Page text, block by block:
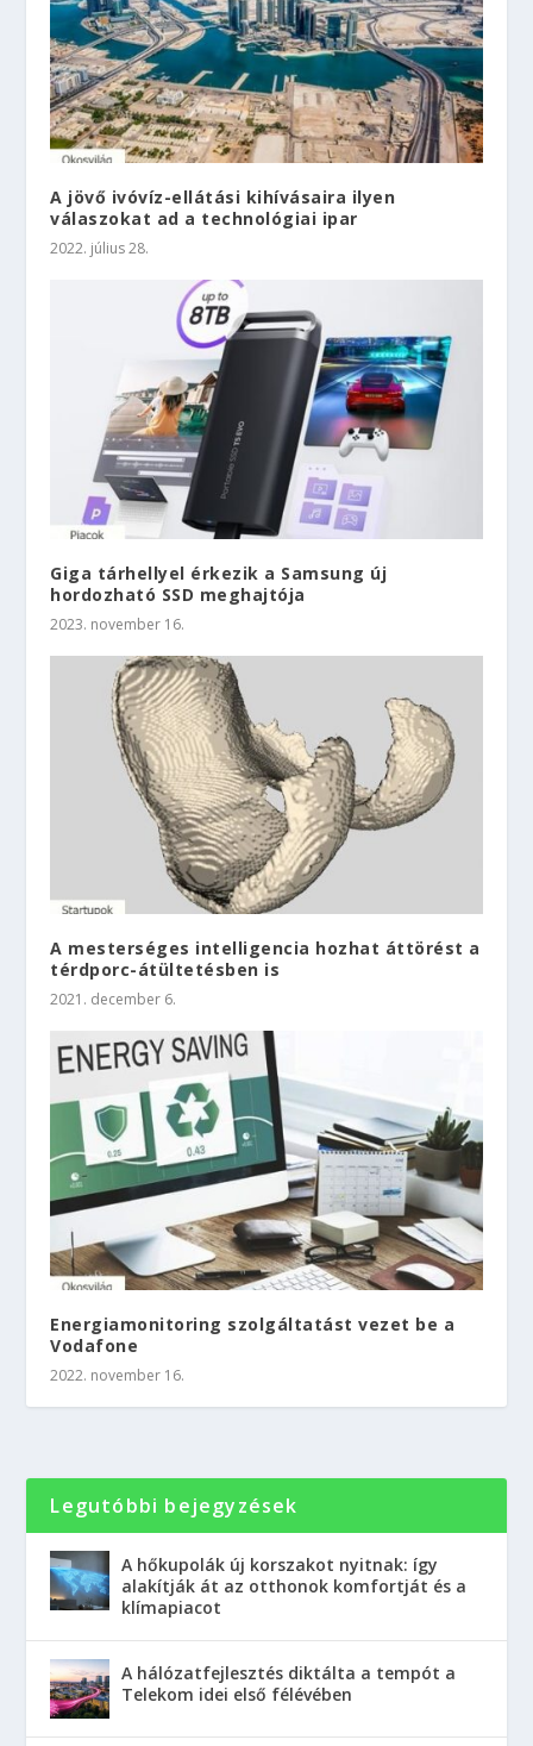
A jövő ivóvíz-ellátási kihívásaira ilyen
válaszokat ad a technológiai ipar
2022. július 28.
Giga tárhellyel érkezik a Samsung új
hordozható SSD meghajtója
2023. november 16.
A mesterséges intelligencia hozhat áttörést a
térdporc-átültetésben is
2021. december 6.
Energiamonitoring szolgáltatást vezet be a
Vodafone
2022. november 16.
Legutóbbi bejegyzések
A hőkupolák új korszakot nyitnak: így
alakítják át az otthonok komfortját és a
klímapiacot
A hálózatfejlesztés diktálta a tempót a
Telekom idei első félévében